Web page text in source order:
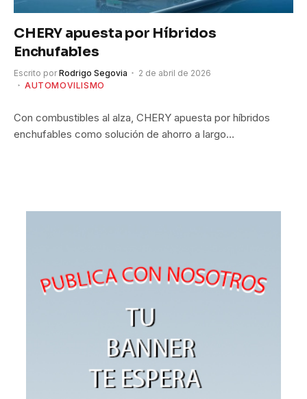
CHERY apuesta por Híbridos
Enchufables
Escrito por Rodrigo Segovia
2 de abril de 2026
AUTOMOVILISMO
Con combustibles al alza, CHERY apuesta por híbridos
enchufables como solución de ahorro a largo…